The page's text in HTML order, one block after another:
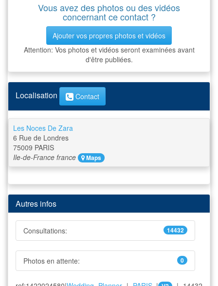
Vous avez des photos ou des vidéos
concernant ce contact ?
Ajouter vos propres photos et vidéos
Attention: Vos photos et vidéos seront examinées avant
d'être publiées.
Localisation Contact
Les Noces De Zara
6 Rue de Londres
75009 PARIS
Ile-de-France france Maps
Autres infos
Consultations: 14432
Photos en attente: 0